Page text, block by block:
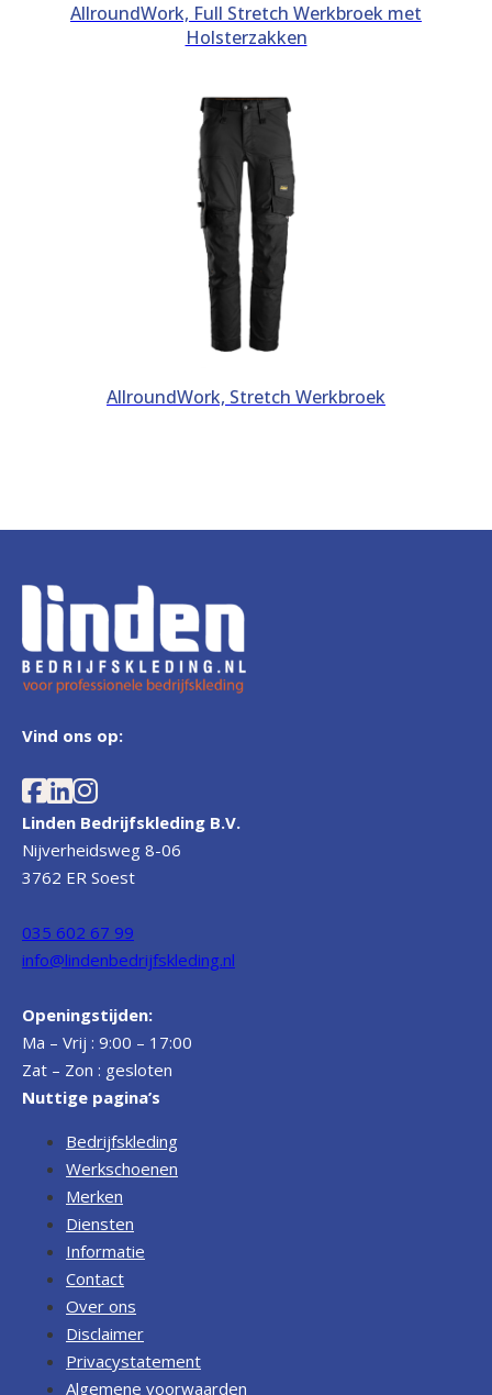
AllroundWork, Full Stretch Werkbroek met
Holsterzakken
AllroundWork, Stretch Werkbroek
Vind ons op:
Linden Bedrijfskleding B.V.
Nijverheidsweg 8-06
3762 ER Soest
035 602 67 99
info@lindenbedrijfskleding.nl
Openingstijden:
Ma – Vrij : 9:00 – 17:00
Zat – Zon : gesloten
Nuttige pagina’s
Bedrijfskleding
Werkschoenen
Merken
Diensten
Informatie
Contact
Over ons
Disclaimer
Privacystatement
Algemene voorwaarden